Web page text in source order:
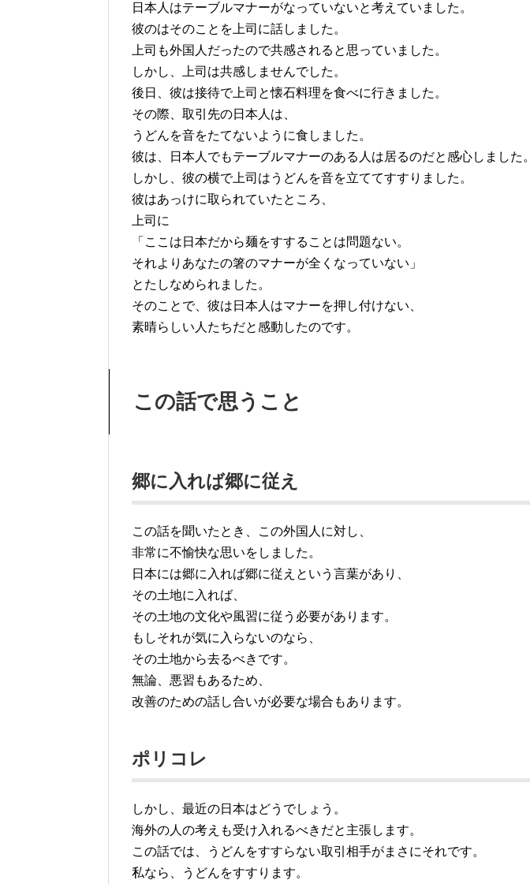
日本人はテーブルマナーがなっていないと考えていました。
彼のはそのことを上司に話しました。
上司も外国人だったので共感されると思っていました。
しかし、上司は共感しませんでした。
後日、彼は接待で上司と懐石料理を食べに行きました。
その際、取引先の日本人は、
うどんを音をたてないように食しました。
彼は、日本人でもテーブルマナーのある人は居るのだと感心しました。
しかし、彼の横で上司はうどんを音を立ててすすりました。
彼はあっけに取られていたところ、
上司に
「ここは日本だから麺をすすることは問題ない。
それよりあなたの箸のマナーが全くなっていない」
とたしなめられました。
そのことで、彼は日本人はマナーを押し付けない、
素晴らしい人たちだと感動したのです。
この話で思うこと
郷に入れば郷に従え
この話を聞いたとき、この外国人に対し、
非常に不愉快な思いをしました。
日本には郷に入れば郷に従えという言葉があり、
その土地に入れば、
その土地の文化や風習に従う必要があります。
もしそれが気に入らないのなら、
その土地から去るべきです。
無論、悪習もあるため、
改善のための話し合いが必要な場合もあります。
ポリコレ
しかし、最近の日本はどうでしょう。
海外の人の考えも受け入れるべきだと主張します。
この話では、うどんをすすらない取引相手がまさにそれです。
私なら、うどんをすすります。